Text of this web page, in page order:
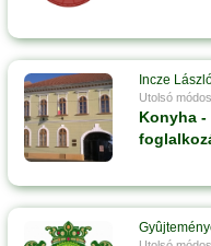
Incze
Utolsó
Konyha -